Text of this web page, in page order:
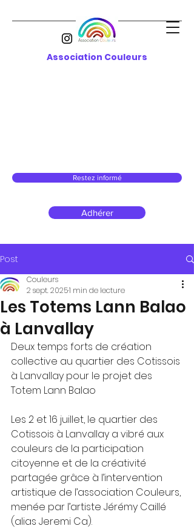
Association Couleurs
Restez informé
Adhérer
Post
Les Totems Lann Balao
à Lanvallay
Couleurs
2 sept. 20251 min de lecture
Deux temps forts de création
collective au quartier des Cotissois
à Lanvallay pour le projet des
Totem Lann Balao
Les 2 et 16 juillet, le quartier des
Cotissois à Lanvallay a vibré aux
couleurs de la participation
citoyenne et de la créativité
partagée grâce à l’intervention
artistique de l’association Couleurs,
menée par l’artiste Jérémy Caillé
(alias Jeremi Ca).